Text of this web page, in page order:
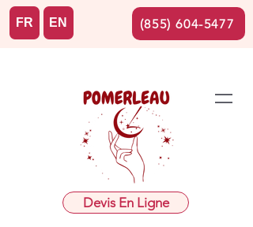
Devis En Ligne
FR EN (855) 604-5477